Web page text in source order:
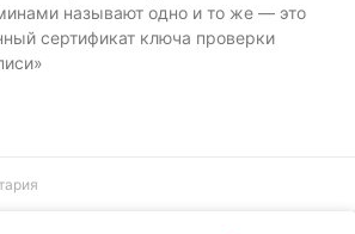
называют одно и то же — это
сертификат ключа проверки